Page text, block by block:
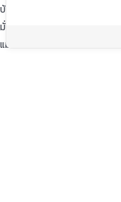
บ้านของท่านก็เปรียบเสมือนบ้าน
มั่นใจในเรามั่นใจใน “ไดมอนด์แ
แมลง และสัตว์รบกวนต่างๆ ป